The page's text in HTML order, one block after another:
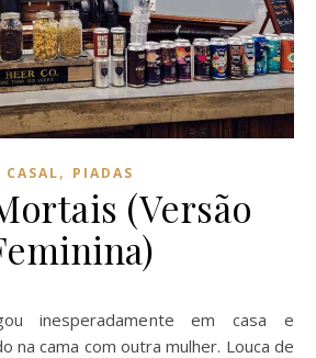
CASAL, PIADAS
(Versão
na cama com outra mulher. Louca de